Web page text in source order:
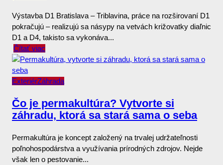
Výstavba D1 Bratislava – Triblavina, práce na rozširovaní D1
pokračujú – realizujú sa násypy na vetvách križovatky diaľnic
D1 a D4, takisto sa vykonáva...
Čítať viac
ExteriérZáhrada
Čo je permakultúra? Vytvorte si
záhradu, ktorá sa stará sama o seba
Permakultúra je koncept založený na trvalej udržateľnosti
poľnohospodárstva a využívania prírodných zdrojov. Nejde
však len o pestovanie...